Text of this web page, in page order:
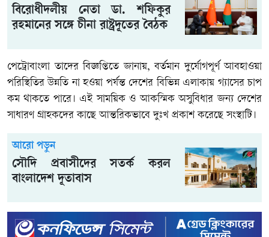
বিরোধীদলীয় নেতা ডা. শফিকুর
রহমানের সঙ্গে চীনা রাষ্ট্রদূতের বৈঠক
পেট্রোবাংলা তাদের বিজ্ঞপ্তিতে জানায়, বর্তমান দুর্যোগপূর্ণ আবহাওয়া
পরিস্থিতির উন্নতি না হওয়া পর্যন্ত দেশের বিভিন্ন এলাকায় গ্যাসের চাপ
কম থাকতে পারে। এই সাময়িক ও আকস্মিক অসুবিধার জন্য দেশের
সাধারণ গ্রাহকদের কাছে আন্তরিকভাবে দুঃখ প্রকাশ করেছে সংস্থাটি।
আরো পড়ুন
সৌদি প্রবাসীদের সতর্ক করল
বাংলাদেশ দূতাবাস